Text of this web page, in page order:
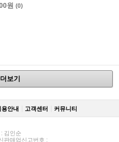
원 (0)
더보기
용안내 고객센터 커뮤니티
김인순
판매업신고번호 :